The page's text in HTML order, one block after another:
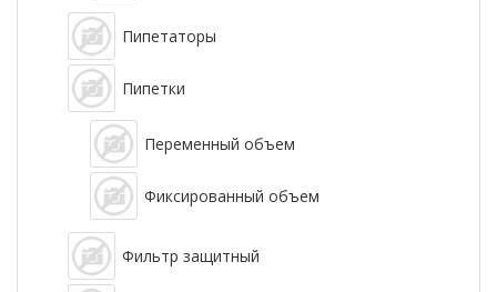
Пипетаторы
Пипетки
Переменный объем
Фиксированный объем
Фильтр защитный